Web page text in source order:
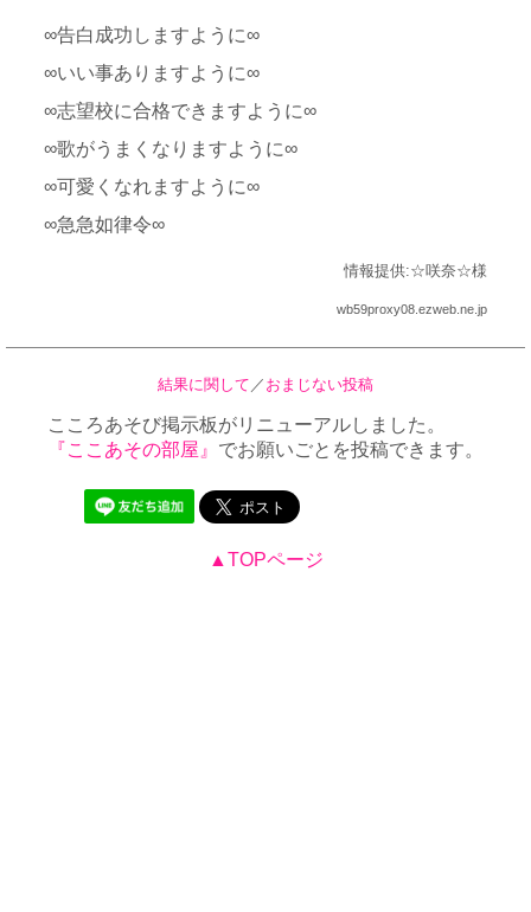
∞告白成功しますように∞
∞いい事ありますように∞
∞志望校に合格できますように∞
∞歌がうまくなりますように∞
∞可愛くなれますように∞
∞急急如律令∞
情報提供:☆咲奈☆様
wb59proxy08.ezweb.ne.jp
結果に関して ／ おまじない投稿
こころあそび掲示板がリニューアルしました。
『ここあその部屋』 でお願いごとを投稿できます。
▲TOPページ